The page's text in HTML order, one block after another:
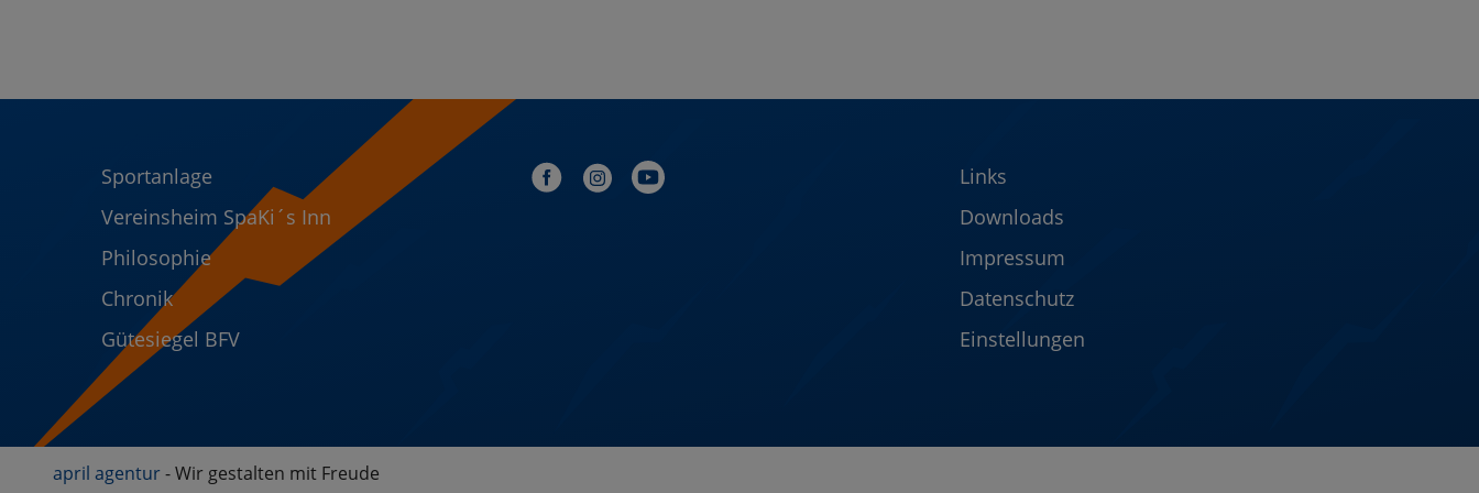
Sportanlage
Vereinsheim SpaKi´s Inn
Philosophie
Chronik
Gütesiegel BFV
Links
Downloads
Impressum
Datenschutz
Einstellungen
april agentur- Wir gestalten mit Freude